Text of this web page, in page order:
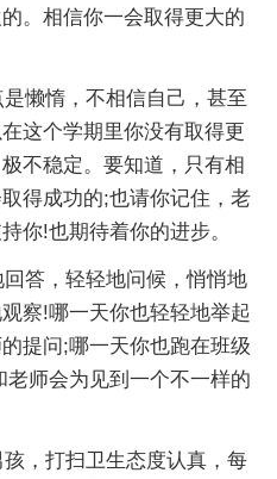
。相信你一会取得更大的
懒惰，不相信自己，甚至
这个学期里你没有取得更
不稳定。要知道，只有相
得成功的;也请你记住，老
你!也期待着你的进步。
答，轻轻地问候，悄悄地
察!哪一天你也轻轻地举起
提问;哪一天你也跑在班级
师会为见到一个不一样的
，打扫卫生态度认真，每